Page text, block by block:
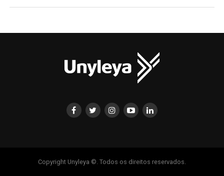
Copyright Unyleya ©. Todos os direitos reservados.